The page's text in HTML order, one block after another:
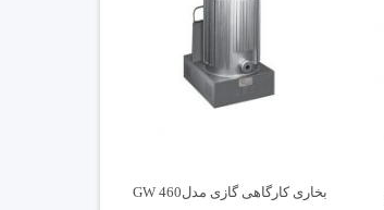
بخاری کارگاهی گازی مدل460 GW